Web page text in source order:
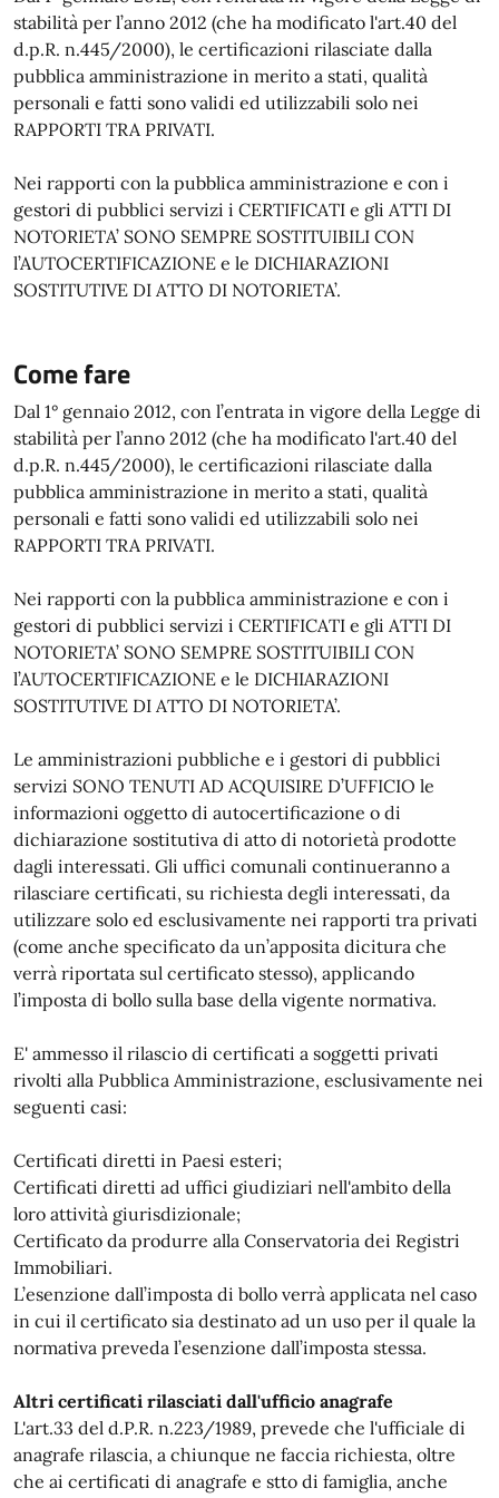
stabilità per l’anno 2012 (che ha modificato l'art.40 del
d.p.R. n.445/2000), le certificazioni rilasciate dalla
pubblica amministrazione in merito a stati, qualità
personali e fatti sono validi ed utilizzabili solo nei
RAPPORTI TRA PRIVATI.
Nei rapporti con la pubblica amministrazione e con i
gestori di pubblici servizi i CERTIFICATI e gli ATTI DI
NOTORIETA’ SONO SEMPRE SOSTITUIBILI CON
l’AUTOCERTIFICAZIONE e le DICHIARAZIONI
SOSTITUTIVE DI ATTO DI NOTORIETA’.
Come fare
Dal 1° gennaio 2012, con l’entrata in vigore della Legge di
stabilità per l’anno 2012 (che ha modificato l'art.40 del
d.p.R. n.445/2000), le certificazioni rilasciate dalla
pubblica amministrazione in merito a stati, qualità
personali e fatti sono validi ed utilizzabili solo nei
RAPPORTI TRA PRIVATI.
Nei rapporti con la pubblica amministrazione e con i
gestori di pubblici servizi i CERTIFICATI e gli ATTI DI
NOTORIETA’ SONO SEMPRE SOSTITUIBILI CON
l’AUTOCERTIFICAZIONE e le DICHIARAZIONI
SOSTITUTIVE DI ATTO DI NOTORIETA’.
Le amministrazioni pubbliche e i gestori di pubblici
servizi SONO TENUTI AD ACQUISIRE D’UFFICIO le
informazioni oggetto di autocertificazione o di
dichiarazione sostitutiva di atto di notorietà prodotte
dagli interessati. Gli uffici comunali continueranno a
rilasciare certificati, su richiesta degli interessati, da
utilizzare solo ed esclusivamente nei rapporti tra privati
(come anche specificato da un’apposita dicitura che
verrà riportata sul certificato stesso), applicando
l’imposta di bollo sulla base della vigente normativa.
E' ammesso il rilascio di certificati a soggetti privati
rivolti alla Pubblica Amministrazione, esclusivamente nei
seguenti casi:
Certificati diretti in Paesi esteri;
Certificati diretti ad uffici giudiziari nell'ambito della
loro attività giurisdizionale;
Certificato da produrre alla Conservatoria dei Registri
Immobiliari.
L’esenzione dall’imposta di bollo verrà applicata nel caso
in cui il certificato sia destinato ad un uso per il quale la
normativa preveda l’esenzione dall’imposta stessa.
Altri certificati rilasciati dall'ufficio anagrafe
L'art.33 del d.P.R. n.223/1989, prevede che l'ufficiale di
anagrafe rilascia, a chiunque ne faccia richiesta, oltre
che ai certificati di anagrafe e stto di famiglia, anche